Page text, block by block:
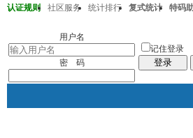
认证规则 社区服务 统计排行 复式统计 特码
用户名
密 码
记住登录
登录